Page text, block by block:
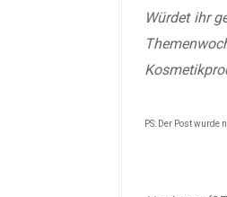
Würdet ihr
PS: Der Post